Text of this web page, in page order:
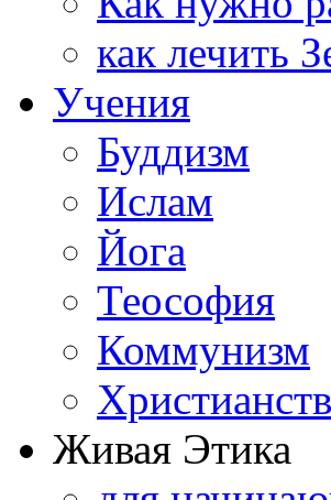
как лечить
Учения
Буддизм
Ислам
Йога
Теософия
Коммунизм
Живая Этика